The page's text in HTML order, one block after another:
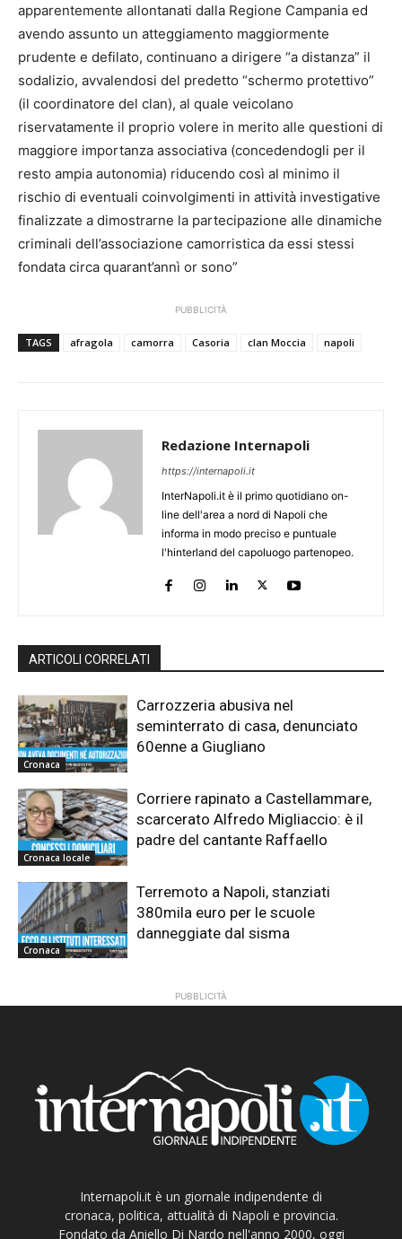
apparentemente allontanati dalla Regione Campania ed
avendo assunto un atteggiamento maggiormente
prudente e defilato, continuano a dirigere “a distanza” il
sodalizio, avvalendosi del predetto “schermo protettivo”
(il coordinatore del clan), al quale veicolano
riservatamente il proprio volere in merito alle questioni di
maggiore importanza associativa (concedendogli per il
resto ampia autonomia) riducendo così al minimo il
rischio di eventuali coinvolgimenti in attività investigative
finalizzate a dimostrarne la partecipazione alle dinamiche
criminali dell’associazione camorristica da essi stessi
fondata circa quarant’annì or sono”
PUBBLICITÀ
TAGS afragola camorra Casoria clan Moccia napoli
Redazione Internapoli
https://internapoli.it
InterNapoli.it è il primo quotidiano on-
line dell'area a nord di Napoli che
informa in modo preciso e puntuale
l'hinterland del capoluogo partenopeo.
ARTICOLI CORRELATI
Cronaca
Carrozzeria abusiva nel
seminterrato di casa, denunciato
60enne a Giugliano
Cronaca locale
Corriere rapinato a Castellammare,
scarcerato Alfredo Migliaccio: è il
padre del cantante Raffaello
Cronaca
Terremoto a Napoli, stanziati
380mila euro per le scuole
danneggiate dal sisma
PUBBLICITÀ
Internapoli.it è un giornale indipendente di
cronaca, politica, attualità di Napoli e provincia.
Fondato da Aniello Di Nardo nell'anno 2000, oggi